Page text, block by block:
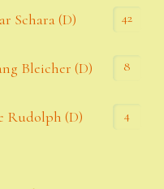
Schara (D) 42
Bleicher (D) 8
Rudolph (D) 4